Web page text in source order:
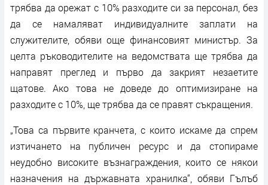
трябва да орежат с 10% разходите си за персонал, без
да се намаляват индивидуалните заплати на
служителите, обяви още финансовият министър. За
целта ръководителите на ведомствата ще трябва да
направят преглед и първо да закрият незаетите
щатове. Ако това не доведе до оптимизиране на
разходите с 10%, ще трябва да се правят съкращения.
„Това са първите кранчета, с които искаме да спрем
изтичането на публичен ресурс и да стопираме
неудобно високите възнаграждения, които се някои
назначения на държавната хранилка“, обяви Гълъб